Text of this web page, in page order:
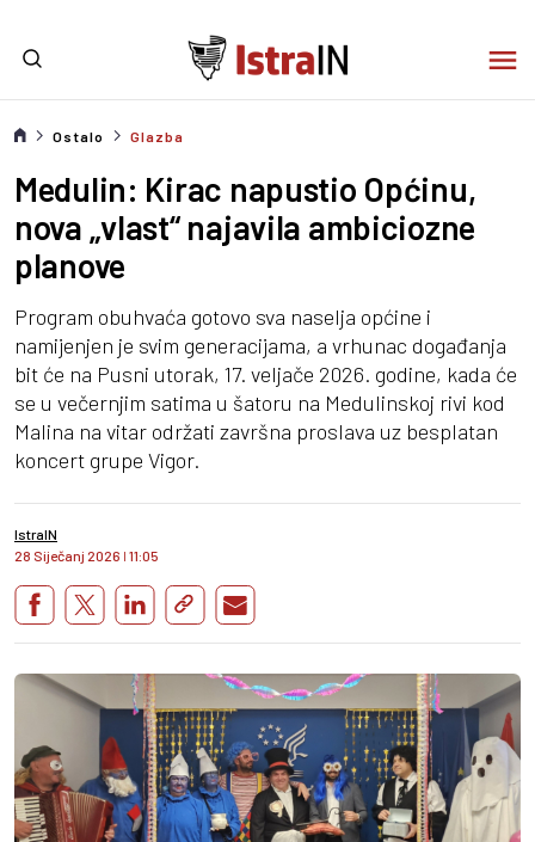
Ostalo Glazba
Medulin: Kirac napustio Općinu,
nova „vlast“ najavila ambiciozne
planove
Program obuhvaća gotovo sva naselja općine i
namijenjen je svim generacijama, a vrhunac događanja
bit će na Pusni utorak, 17. veljače 2026. godine, kada će
se u večernjim satima u šatoru na Medulinskoj rivi kod
Malina na vitar održati završna proslava uz besplatan
koncert grupe Vigor.
IstraIN
28 Siječanj 2026 I 11:05